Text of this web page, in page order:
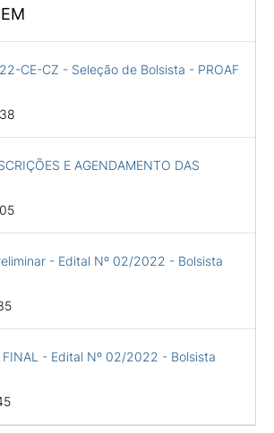
CE-CZ - Seleção de Bolsista - PROAF
E AGENDAMENTO DAS
- Edital Nº 02/2022 - Bolsista
FINAL - Edital Nº 02/2022 - Bolsista